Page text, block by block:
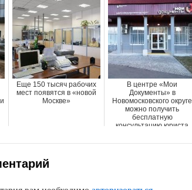
Еще 150 тысяч рабочих
мест появятся в «новой
Москве»
В центре «Мои
Документы» в
Новомосковского округе
можно получить
бесплатную
консультацию юриста